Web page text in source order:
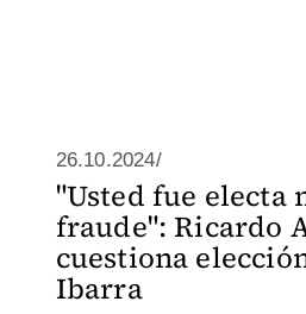
26.10.2024/
"Usted fue electa
fraude": Ricardo
cuestiona
Ibarra